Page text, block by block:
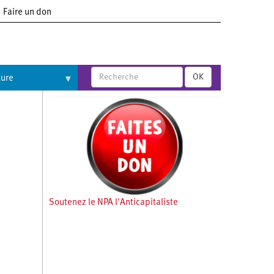
Faire un don
OK
Soutenez le NPA l'Anticapitaliste